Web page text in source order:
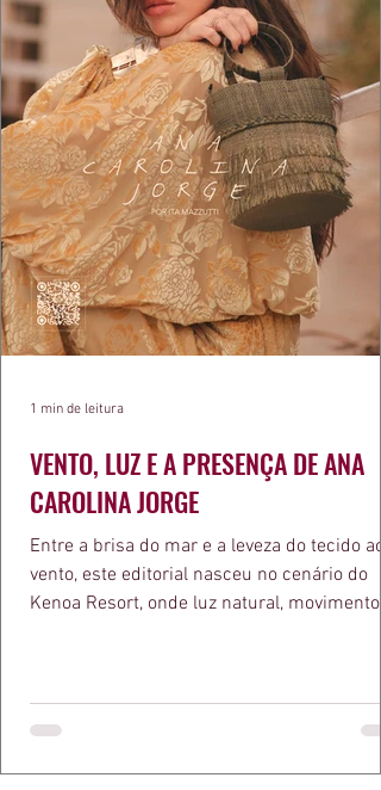
VENTO, LUZ E A PRESENÇA DE ANA
CAROLINA JORGE
Entre a brisa do mar e a leveza do tecido ao
vento, este editorial nasceu no cenário do
Kenoa Resort, onde luz natural, movimento e
algo de intemporal em vestir o vento e
1 min de leitura